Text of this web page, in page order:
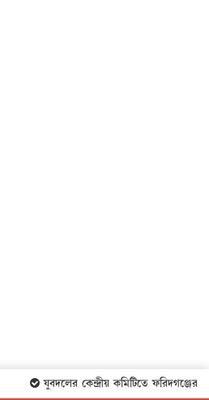
যুবদলের কেন্দ্রীয় কমিটিতে ফরিদগঞ্জের